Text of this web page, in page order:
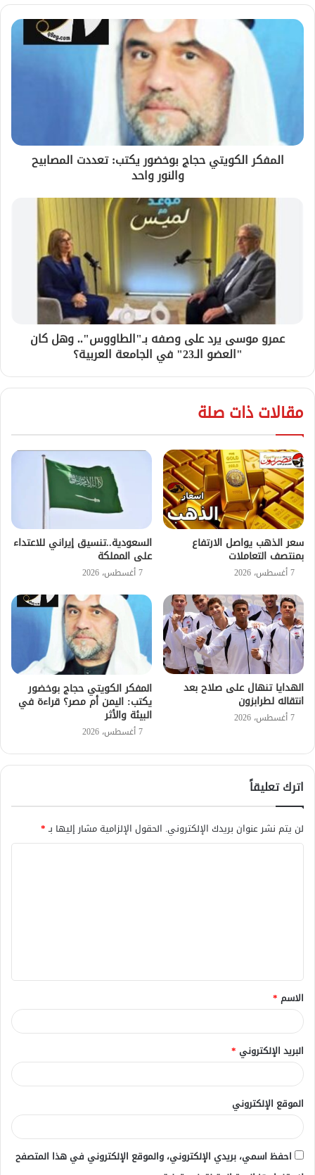
المفكر الكويتي حجاج بوخضور يكتب: تعددت المصابيح
والنور واحد
عمرو موسى يرد على وصفه بـ"الطاووس".. وهل كان
"العضو الـ23" في الجامعة العربية؟
مقالات ذات صلة
سعر الذهب يواصل الارتفاع
بمنتصف التعاملات
7 أغسطس، 2026
السعودية..تنسيق إيراني للاعتداء
على المملكة
7 أغسطس، 2026
الهدايا تنهال على صلاح بعد
انتقاله لطرابزون
7 أغسطس، 2026
المفكر الكويتي حجاج بوخضور
يكتب: اليمن أم مصر؟ قراءة في
البيئة والأثر
7 أغسطس، 2026
اترك تعليقاً
لن يتم نشر عنوان بريدك الإلكتروني. الحقول الإلزامية مشار إليها بـ*
ق
*
الاسم *
البريد الإلكتروني *
الموقع الإلكتروني
احفظ اسمي، بريدي الإلكتروني، والموقع الإلكتروني في هذا المتصفح